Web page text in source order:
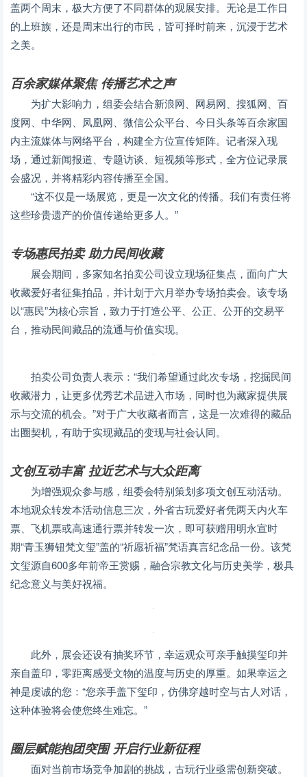
盖两个周末，极大方便了不同群体的观展安排。无论是工作日
的上班族，还是周末出行的市民，皆可择时前来，沉浸于艺术
之美。
百余家媒体聚焦 传播艺术之声
为扩大影响力，组委会结合新浪网、网易网、搜狐网、百
度网、中华网、凤凰网、微信公众平台、今日头条等百余家国
内主流媒体与网络平台，构建全方位宣传矩阵。记者深入现
场，通过新闻报道、专题访谈、短视频等形式，全方位记录展
会盛况，并将精彩内容传播至全国。
“这不仅是一场展览，更是一次文化的传播。我们有责任将
这些珍贵遗产的价值传递给更多人。”
专场惠民拍卖 助力民间收藏
展会期间，多家知名拍卖公司设立现场征集点，面向广大
收藏爱好者征集拍品，并计划于六月举办专场拍卖会。该专场
以“惠民”为核心宗旨，致力于打造公平、公正、公开的交易平
台，推动民间藏品的流通与价值实现。
拍卖公司负责人表示：“我们希望通过此次专场，挖掘民间
收藏潜力，让更多优秀艺术品进入市场，同时也为藏家提供展
示与交流的机会。”对于广大收藏者而言，这是一次难得的藏品
出圈契机，有助于实现藏品的变现与社会认同。
文创互动丰富 拉近艺术与大众距离
为增强观众参与感，组委会特别策划多项文创互动活动。
本地观众转发本活动信息三次，外省古玩爱好者凭两天内火车
票、飞机票或高速通行票并转发一次，即可获赠用明永宣时
期“青玉狮钮梵文玺”盖的“祈愿祈福”梵语真言纪念品一份。该梵
文玺源自600多年前帝王赏赐，融合宗教文化与历史美学，极具
纪念意义与美好祝福。
此外，展会还设有抽奖环节，幸运观众可亲手触摸玺印并
亲自盖印，零距离感受文物的温度与历史的厚重。如果幸运之
神是虔诚的您：“您亲手盖下玺印，仿佛穿越时空与古人对话，
这种体验将会使您终生难忘。”
圈层赋能抱团突围 开启行业新征程
面对当前市场竞争加剧的挑战，古玩行业亟需创新突破。